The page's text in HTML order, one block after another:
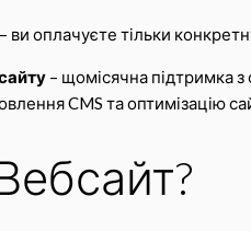
– ви оплачуєте тільки
– щомісячна підтримка
CMS та оптимізацію